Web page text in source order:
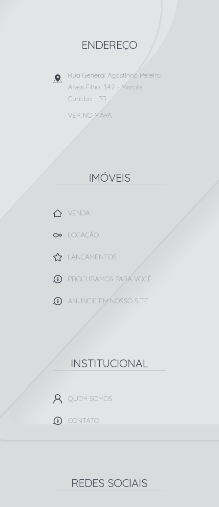
ENDEREÇO
Rua General Agostinho Pereira
Alves Filho, 342 - Mercês
Curitiba - PR
VER NO MAPA
IMÓVEIS
VENDA
LOCAÇÃO
LANÇAMENTOS
PROCURAMOS PARA VOCÊ
ANUNCIE EM NOSSO SITE
INSTITUCIONAL
QUEM SOMOS
CONTATO
REDES SOCIAIS